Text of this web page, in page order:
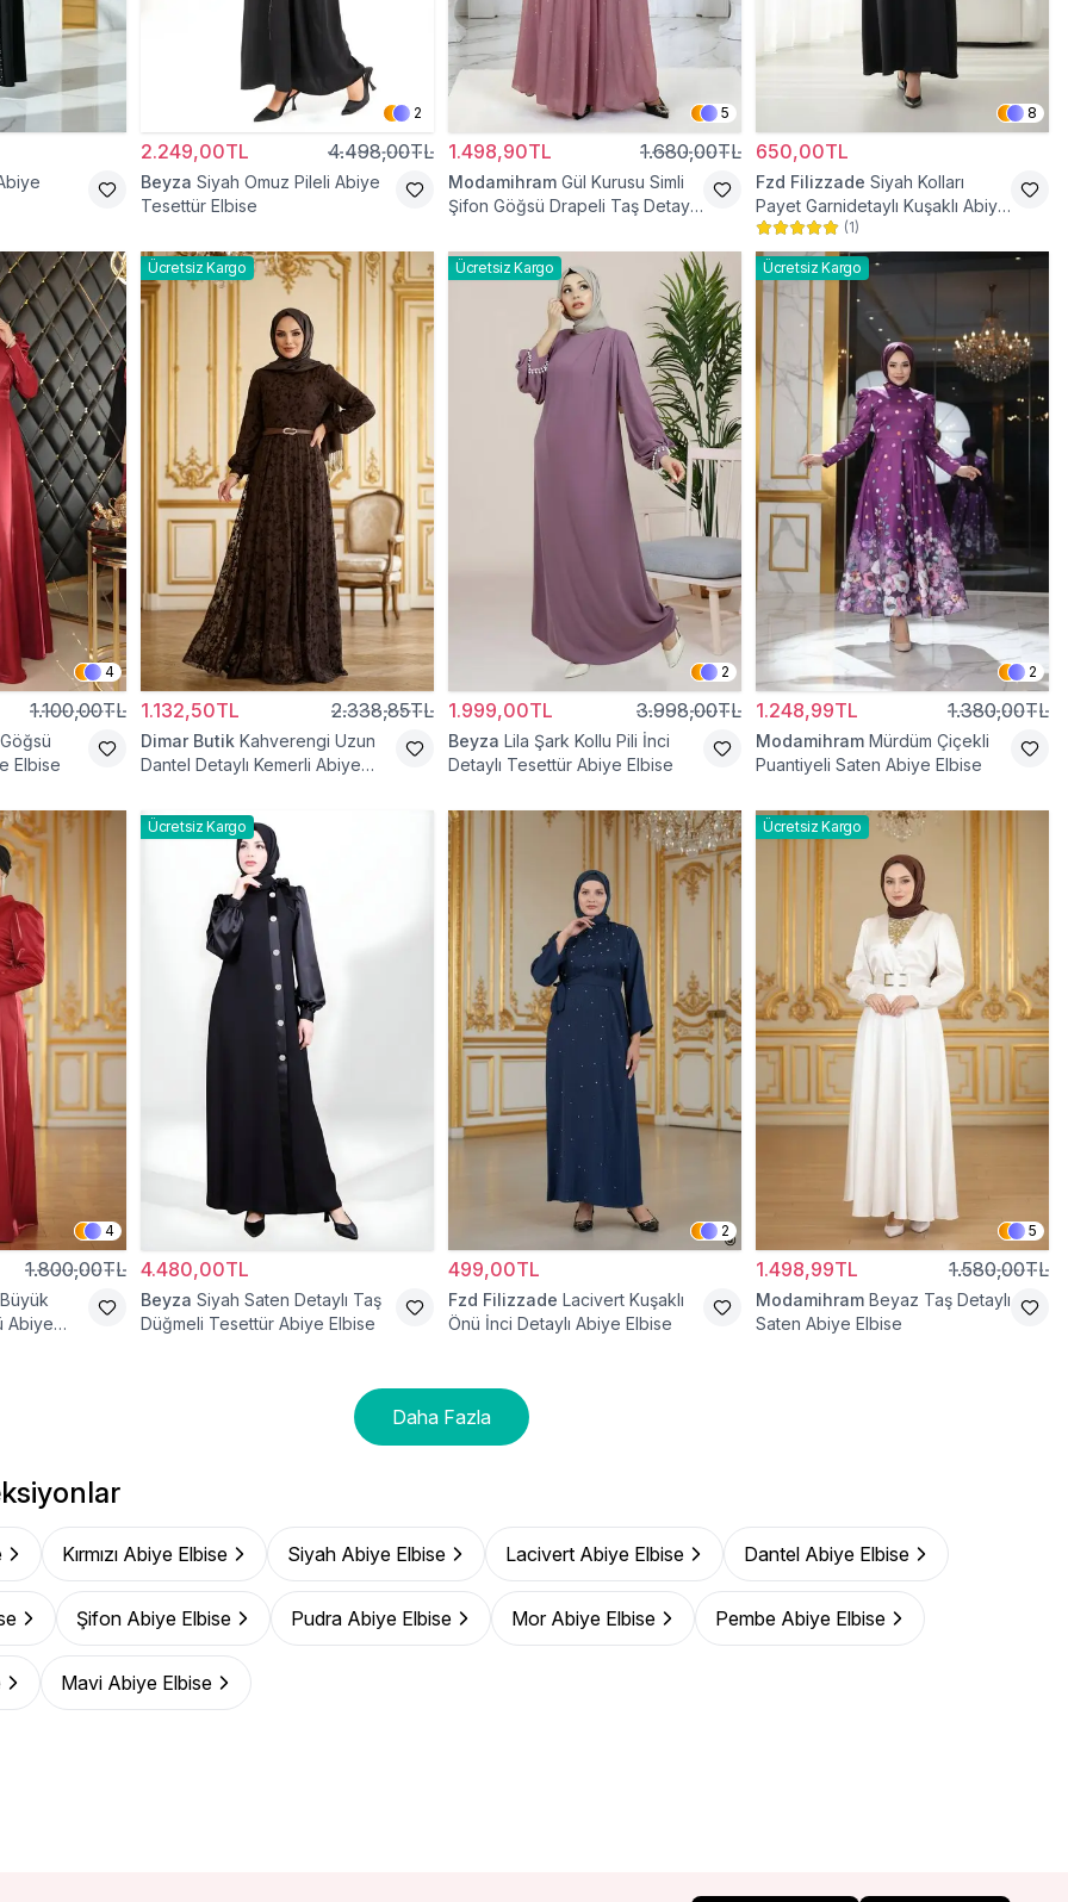
2
2.249,00TL 4.498,00TL
Beyza Siyah Omuz Pileli Abiye
Tesettür Elbise
5
1.498,90TL 1.680,00TL
Modamihram Gül Kurusu Simli
Şifon Göğsü Drapeli Taş Detaylı
8
650,00TL
Fzd Filizzade Siyah Kolları
Payet Garnidetaylı Kuşaklı Abiye
Elbise
(1)
4
1.100,00TL
Elbise
Ücretsiz Kargo
1.132,50TL 2.338,85TL
Dimar Butik Kahverengi Uzun
Dantel Detaylı Kemerli Abiye
Ücretsiz Kargo
2
1.999,00TL 3.998,00TL
Beyza Lila Şark Kollu Pili İnci
Detaylı Tesettür Abiye Elbise
Ücretsiz Kargo
2
1.248,99TL 1.380,00TL
Modamihram Mürdüm Çiçekli
Puantiyeli Saten Abiye Elbise
4
1.800,00TL
Abiye
Ücretsiz Kargo
4.480,00TL
Beyza Siyah Saten Detaylı Taş
Düğmeli Tesettür Abiye Elbise
2
499,00TL
Fzd Filizzade Lacivert Kuşaklı
Önü İnci Detaylı Abiye Elbise
Ücretsiz Kargo
5
1.498,99TL 1.580,00TL
Modamihram Beyaz Taş Detaylı
Saten Abiye Elbise
Daha Fazla
Kırmızı Abiye Elbise Siyah Abiye Elbise Lacivert Abiye Elbise Dantel Abiye Elbise
Şifon Abiye Elbise Pudra Abiye Elbise Mor Abiye Elbise Pembe Abiye Elbise
Mavi Abiye Elbise